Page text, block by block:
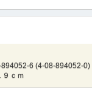
6 (4-08-894052-0)
ｃｍ